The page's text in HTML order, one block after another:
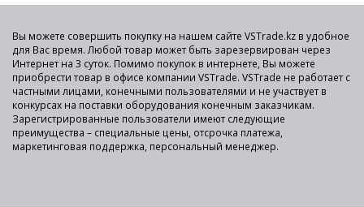
Вы можете совершить покупку на нашем сайте VSTrade.kz в удобное
для Вас время. Любой товар может быть зарезервирован через
Интернет на 3 суток. Помимо покупок в интернете, Вы можете
приобрести товар в офисе компании VSTrade. VSTrade не работает с
частными лицами, конечными пользователями и не участвует в
конкурсах на поставки оборудования конечным заказчикам.
Зарегистрированные пользователи имеют следующие
преимущества – специальные цены, отсрочка платежа,
маркетинговая поддержка, персональный менеджер.